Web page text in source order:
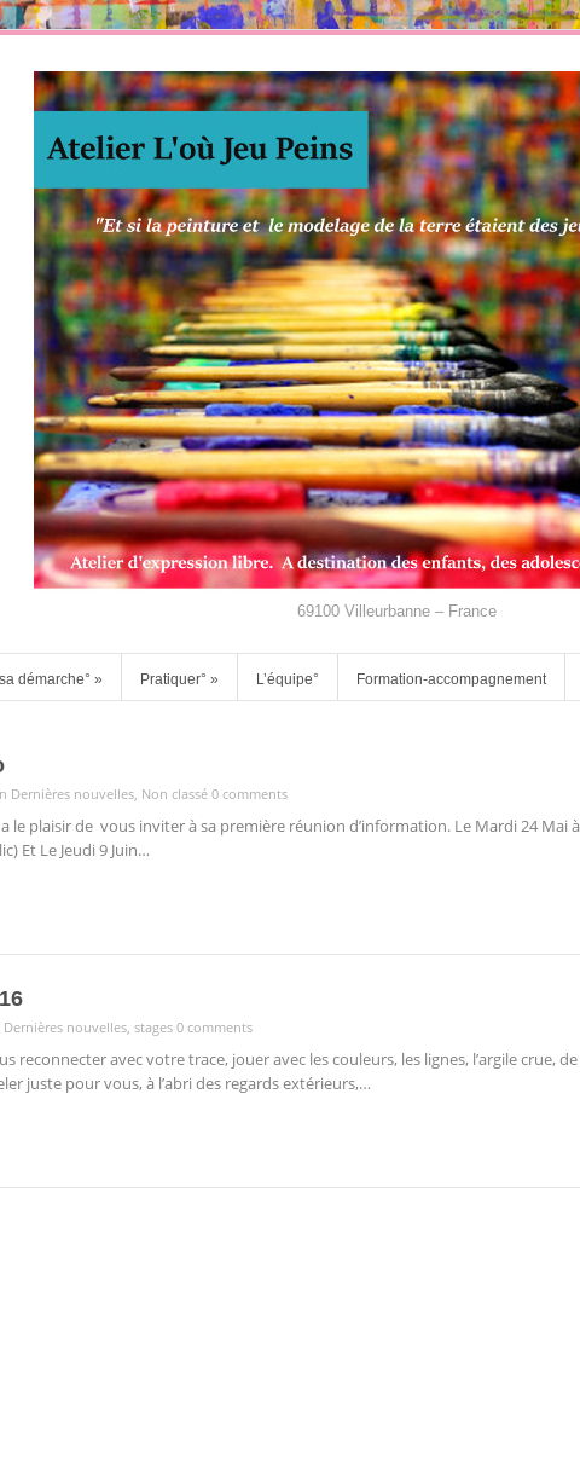
69100 Villeurbanne – France
démarche° » Pratiquer° » L’équipe° Formation-accompagnement
Dernières nouvelles Non classé 0 comments
a le plaisir de vous inviter à sa première réunion d’information. Le Mardi 24 Mai à
Et Le Jeudi 9 Juin…
Dernières nouvelles stages 0 comments
reconnecter avec votre trace, jouer avec les couleurs, les lignes, l’argile crue, de
juste pour vous, à l’abri des regards extérieurs,…